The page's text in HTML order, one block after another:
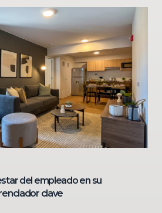
del empleado en su
clave